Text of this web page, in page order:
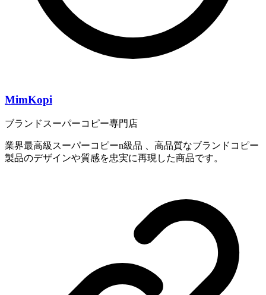
MimKopi
ブランドスーパーコピー専門店
業界最高級スーパーコピーn級品 、高品質なブランドコピー
製品のデザインや質感を忠実に再現した商品です。